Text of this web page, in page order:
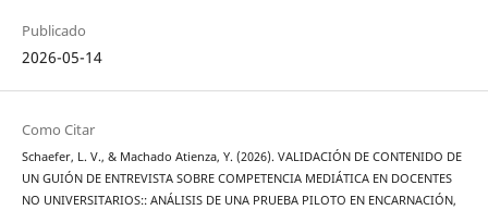
Publicado
2026-05-14
Como Citar
Schaefer, L. V., & Machado Atienza, Y. (2026). VALIDACIÓN DE CONTENIDO DE
UN GUIÓN DE ENTREVISTA SOBRE COMPETENCIA MEDIÁTICA EN DOCENTES
NO UNIVERSITARIOS:: ANÁLISIS DE UNA PRUEBA PILOTO EN ENCARNACIÓN,